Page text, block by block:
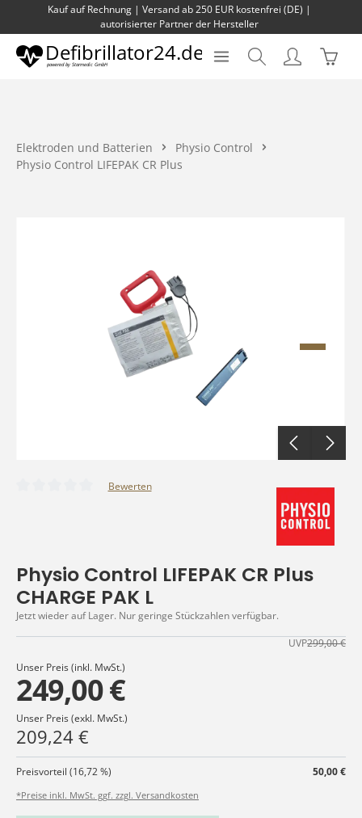
Zum Hauptinhalt springen
Kauf auf Rechnung | Versand ab 250 EUR kostenfrei (DE) |
autorisierter Partner der Hersteller
Elektroden und Batterien
Physio Control
Physio Control LIFEPAK CR Plus
Bewerten
Physio Control LIFEPAK CR Plus
CHARGE PAK L
Jetzt wieder auf Lager. Nur geringe Stückzahlen verfügbar.
UVP299,00 €
Unser Preis (inkl. MwSt.)
249,00 €
Unser Preis (exkl. MwSt.)
209,24 €
Preisvorteil (16,72 %) 50,00 €
*Preise inkl. MwSt. ggf. zzgl. Versandkosten